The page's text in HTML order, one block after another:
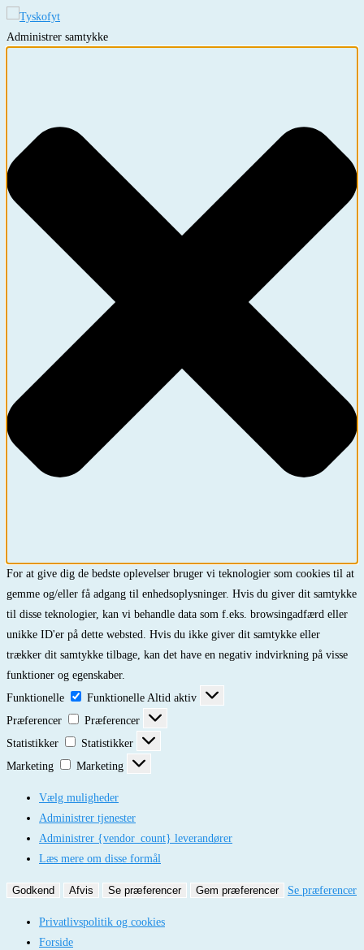
Administrer samtykke
For at give dig de bedste oplevelser bruger vi teknologier som cookies til at
gemme og/eller få adgang til enhedsoplysninger. Hvis du giver dit samtykke
til disse teknologier, kan vi behandle data som f.eks. browsingadfærd eller
unikke ID'er på dette websted. Hvis du ikke giver dit samtykke eller
trækker dit samtykke tilbage, kan det have en negativ indvirkning på visse
funktioner og egenskaber.
Funktionelle
Funktionelle Altid aktiv
Præferencer
Præferencer
Statistikker
Statistikker
Marketing
Marketing
Vælg muligheder
Administrer tjenester
Administrer {vendor_count} leverandører
Læs mere om disse formål
Godkend Afvis Se præferencer Gem præferencer Se præferencer
Privatlivspolitik og cookies
Forside